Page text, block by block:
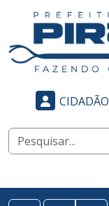
CIDADÃO